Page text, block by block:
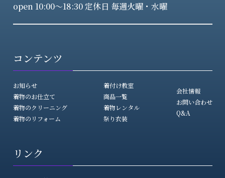
open 10:00～18:30 定休日 毎週火曜・水曜
コンテンツ
お知らせ
着物のお仕立て
着物のクリーニング
着物のリフォーム
着付け教室
商品一覧
着物レンタル
祭り衣装
会社情報
お問い合わせ
Q&A
リンク